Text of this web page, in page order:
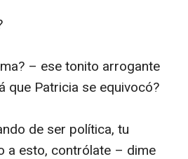
– ese tonito arrogante
que Patricia se equivocó?
de ser política, tu
a esto, contrólate – dime